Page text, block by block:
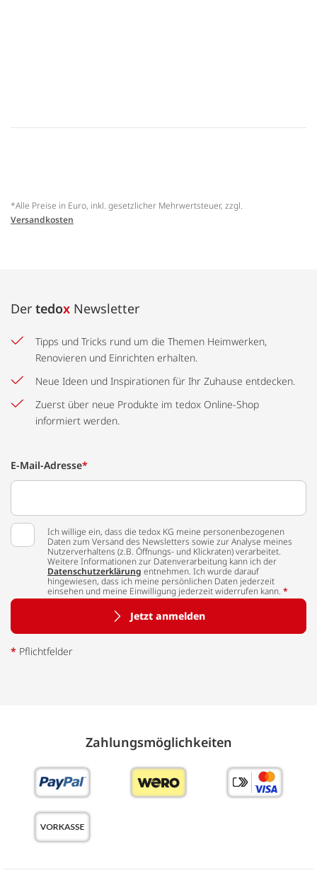
*Alle Preise in Euro, inkl. gesetzlicher Mehrwertsteuer, zzgl.
Versandkosten
Der tedox Newsletter
Tipps und Tricks rund um die Themen Heimwerken,
Renovieren und Einrichten erhalten.
Neue Ideen und Inspirationen für Ihr Zuhause entdecken.
Zuerst über neue Produkte im tedox Online-Shop
informiert werden.
E-Mail-Adresse*
Ich willige ein, dass die tedox KG meine personenbezogenen
Daten zum Versand des Newsletters sowie zur Analyse meines
Nutzerverhaltens (z.B. Öffnungs- und Klickraten) verarbeitet.
Weitere Informationen zur Datenverarbeitung kann ich der
Datenschutzerklärung entnehmen. Ich wurde darauf
hingewiesen, dass ich meine persönlichen Daten jederzeit
einsehen und meine Einwilligung jederzeit widerrufen kann. *
Jetzt anmelden
* Pflichtfelder
Zahlungs­möglich­keiten